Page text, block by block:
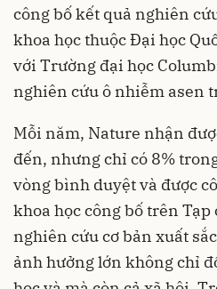
công bố kết quả nghiên
khoa học thuộc Đại học
với Trường đại học
nghiên cứu ô nhiễm asen
Mỗi năm, Nature nhận
đến, nhưng chỉ có 8%
vòng bình duyệt và được
khoa học công bố trên
nghiên cứu cơ bản xuất
ảnh hưởng lớn không chỉ